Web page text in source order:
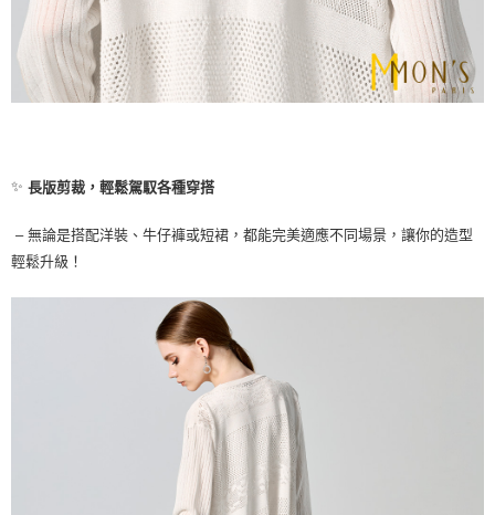
✨ 長版剪裁，輕鬆駕馭各種穿搭
– 無論是搭配洋裝、牛仔褲或短裙，都能完美適應不同場景，讓你的造型
輕鬆升級！